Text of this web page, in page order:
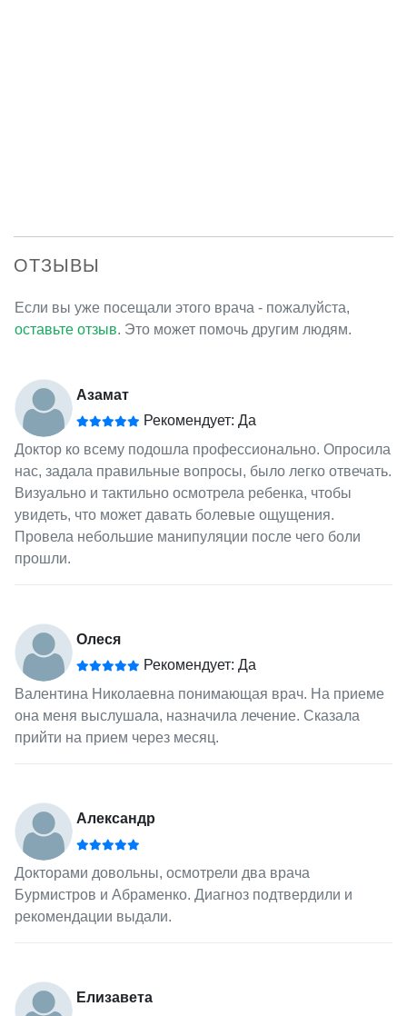
ОТЗЫВЫ
Если вы уже посещали этого врача - пожалуйста,
оставьте отзыв. Это может помочь другим людям.
Азамат
Рекомендует: Да
Доктор ко всему подошла профессионально. Опросила
нас, задала правильные вопросы, было легко отвечать.
Визуально и тактильно осмотрела ребенка, чтобы
увидеть, что может давать болевые ощущения.
Провела небольшие манипуляции после чего боли
прошли.
Олеся
Рекомендует: Да
Валентина Николаевна понимающая врач. На приеме
она меня выслушала, назначила лечение. Сказала
прийти на прием через месяц.
Александр
Докторами довольны, осмотрели два врача
Бурмистров и Абраменко. Диагноз подтвердили и
рекомендации выдали.
Елизавета